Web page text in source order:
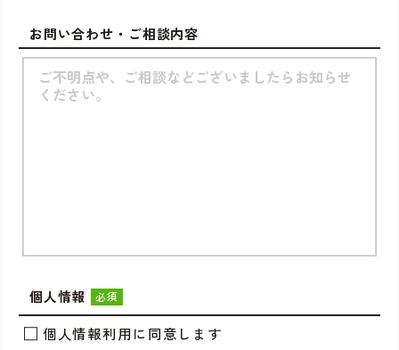
お問い合わせ・ご相談内容
個人情報 必須
個人情報利用に同意します